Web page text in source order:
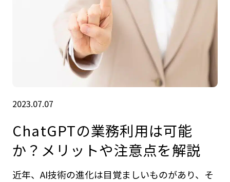
2023.07.07
ChatGPTの業務利用は可能
か？メリットや注意点を解説
近年、AI技術の進化は目覚ましいものがあり、そ